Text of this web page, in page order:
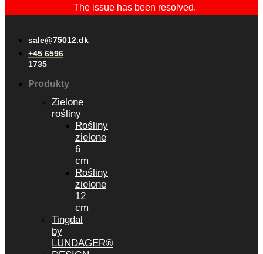
The issue has been resolved.
sale@75012.dk
+45 6596
1735
Produkty
Zielone
rośliny
Rośliny
zielone
6
cm
Rośliny
zielone
12
cm
Tingdal
by
LUNDAGER®